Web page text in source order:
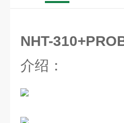
NHT-
介绍：